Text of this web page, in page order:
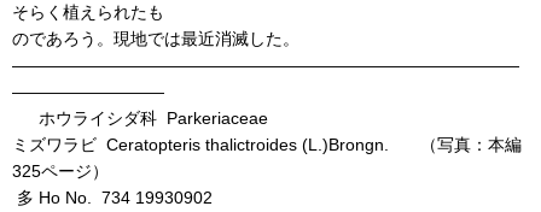
そらく植えられたも
のであろう。現地では最近消滅した。
――――――――――――――――――――――――――――――
―――――――――
ホウライシダ科 Parkeriaceae
ミズワラビ Ceratopteris thalictroides (L.)Brongn. （写真：本編
325ページ）
多 Ho No. 734 19930902